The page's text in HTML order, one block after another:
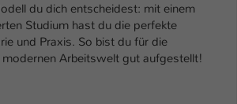
du dich entscheidest: mit einem
Studium hast du die perfekte
und Praxis. So bist du für die
Arbeitswelt gut aufgestellt!